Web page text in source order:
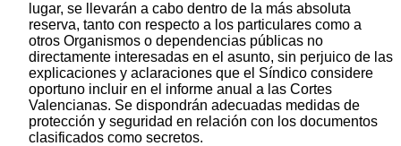
lugar, se llevarán a cabo dentro de la más absoluta
reserva, tanto con respecto a los particulares como a
otros Organismos o dependencias públicas no
directamente interesadas en el asunto, sin perjuico de las
explicaciones y aclaraciones que el Síndico considere
oportuno incluir en el informe anual a las Cortes
Valencianas. Se dispondrán adecuadas medidas de
protección y seguridad en relación con los documentos
clasificados como secretos.